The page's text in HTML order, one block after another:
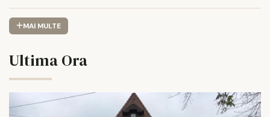
MAI MULTE
Ultima Ora